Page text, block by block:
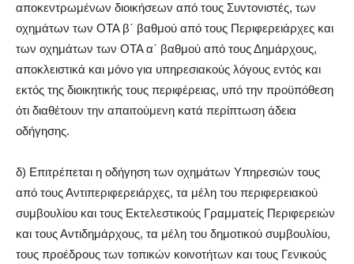
αποκεντρωμένων διοικήσεων από τους Συντονιστές, των
οχημάτων των ΟΤΑ β΄ βαθμού από τους Περιφερειάρχες και
των οχημάτων των ΟΤΑ α΄ βαθμού από τους Δημάρχους,
αποκλειστικά και μόνο για υπηρεσιακούς λόγους εντός και
εκτός της διοικητικής τους περιφέρειας, υπό την προϋπόθεση
ότι διαθέτουν την απαιτούμενη κατά περίπτωση άδεια
οδήγησης.
δ) Επιτρέπεται η οδήγηση των οχημάτων Υπηρεσιών τους
από τους Αντιπεριφερειάρχες, τα μέλη του περιφερειακού
συμβουλίου και τους Εκτελεστικούς Γραμματείς Περιφερειών
και τους Αντιδημάρχους, τα μέλη του δημοτικού συμβουλίου,
τους προέδρους των τοπικών κοινοτήτων και τους Γενικούς